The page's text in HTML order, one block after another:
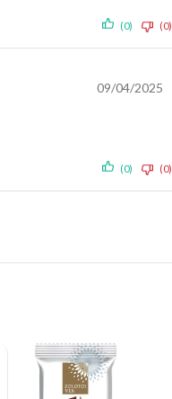
(0) (0)
09/04/2025
(0) (0)